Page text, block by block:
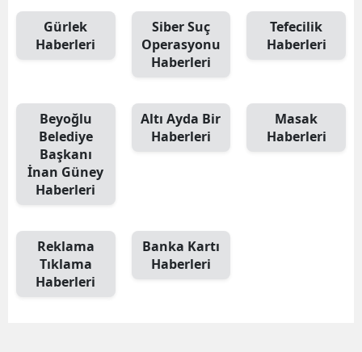
Gürlek
Haberleri
Siber Suç
Operasyonu
Haberleri
Tefecilik
Haberleri
Beyoğlu
Belediye
Başkanı
İnan Güney
Haberleri
Altı Ayda Bir
Haberleri
Masak
Haberleri
Reklama
Tıklama
Haberleri
Banka Kartı
Haberleri